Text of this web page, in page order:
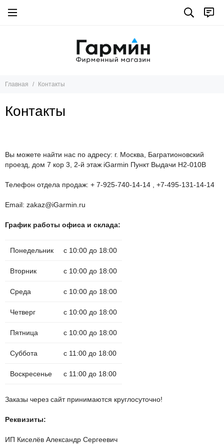
Главная Контакты
Контакты
Вы можете найти нас по адресу: г. Москва, Багратионовский
проезд, дом 7 кор 3, 2-й этаж iGarmin Пункт Выдачи Н2-010В
Телефон отдела продаж: + 7-925-740-14-14 , +7-495-131-14-14
Email: zakaz@iGarmin.ru
График работы офиса и склада:
Понедельник с 10:00 до 18:00
Вторник с 10:00 до 18:00
Среда с 10:00 до 18:00
Четверг с 10:00 до 18:00
Пятница с 10:00 до 18:00
Суббота с 11:00 до 18:00
Воскресенье с 11:00 до 18:00
Заказы через сайт принимаются круглосуточно!
Реквизиты:
ИП Киселёв Александр Сергеевич